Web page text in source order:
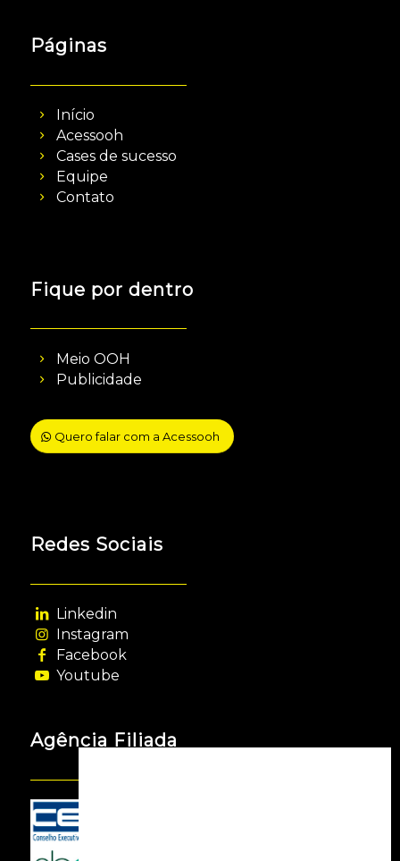
Páginas
Início
Acessooh
Cases de sucesso
Equipe
Contato
Fique por dentro
Meio OOH
Publicidade
Quero falar com a Acessooh
Redes Sociais
Linkedin
Instagram
Facebook
Youtube
Agência Filiada